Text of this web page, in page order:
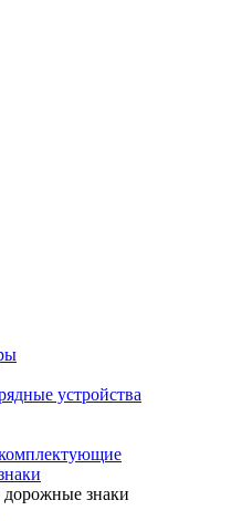
устройства
знаки